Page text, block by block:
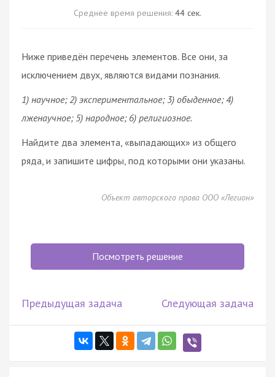
Среднее время решения: 44 сек.
Ниже приведён перечень элементов. Все они, за
исключением двух, являются видами познания.
1) научное; 2) экспериментальное; 3) обыденное; 4)
лженаучное; 5) народное; 6) религиозное.
Найдите два элемента, «выпадающих» из общего
ряда, и запишите цифры, под которыми они указаны.
Объект авторского права ООО «Легион»
Посмотреть решение
Предыдущая задача Следующая задача